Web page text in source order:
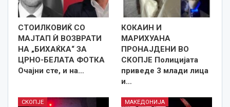
СТОИЛКОВИЌ СО
МАЈТАП Ѝ ВОЗВРАТИ
НА „БИХАЌКА“ ЗА
ЦРНО-БЕЛАТА ФОТКА
Очајни сте, и на…
КОКАИН И
МАРИХУАНА
ПРОНАЈДЕНИ ВО
СКОПЈЕ Полицијата
приведе 3 млади лица
и…
СКОПЈЕ МАКЕДОНИЈА